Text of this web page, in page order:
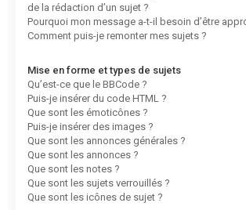
de la rédaction d’un sujet ?
Pourquoi mon message a-t-il besoin d’être
Comment puis-je remonter mes sujets ?
Mise en forme et types de sujets
Qu’est-ce que le BBCode ?
Puis-je insérer du code HTML ?
Que sont les émoticônes ?
Puis-je insérer des images ?
Que sont les annonces générales ?
Que sont les annonces ?
Que sont les notes ?
Que sont les sujets verrouillés ?
Que sont les icônes de sujet ?